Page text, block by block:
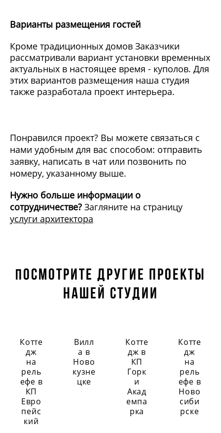
Варианты размещения гостей
Кроме традиционных домов Заказчики
рассматривали вариант установки временных
актуальных в настоящее время - куполов. Для
этих вариантов размещения наша студия
также разработала проект интерьера.
Понравился проект? Вы можете связаться с
нами удобным для вас способом: отправить
заявку, написать в чат или позвонить по
номеру, указанному выше.
Нужно больше информации о
сотрудничестве? Загляните на страницу
услуги архитектора
Посмотрите другие проекты
нашей студии
Котте
дж
на
рель
ефе в
КП
Евро
пейс
кий
Вилл
а в
Ново
кузне
цке
Котте
дж в
КП
Горк
и
Акад
емпа
рка
Котте
дж
на
рель
ефе в
Ново
сиби
рске